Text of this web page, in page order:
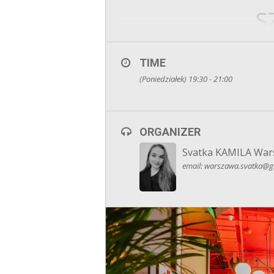
Pełna
Jak to wygląda w praktyce?W
zaznaczasz
TIME
(Poniedziałek) 19:30 - 21:00
ORGANIZER
Svatka KAMILA
email: